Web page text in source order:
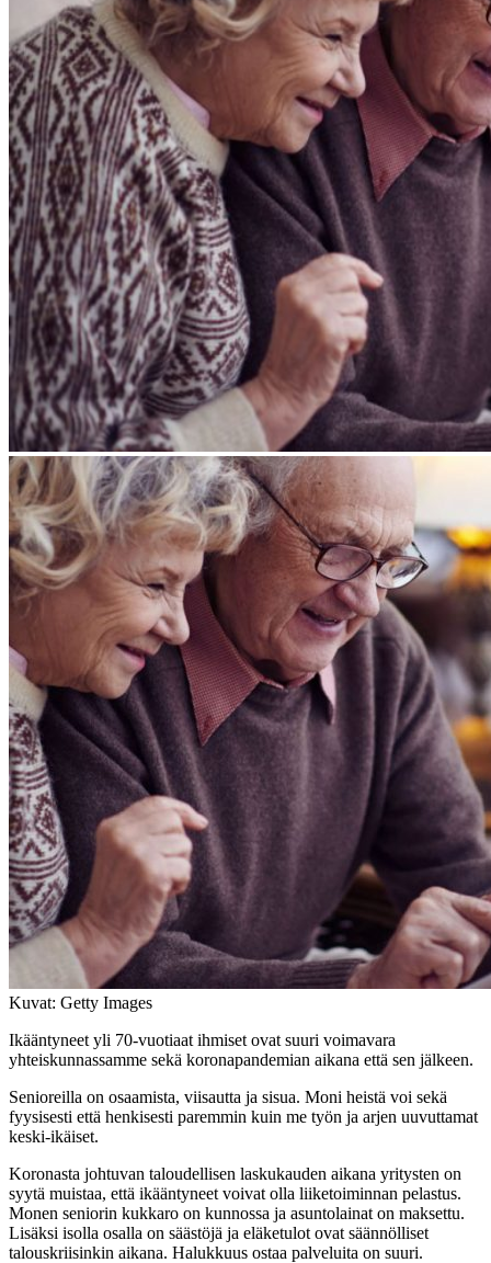
Kuvat: Getty Images
Ikääntyneet yli 70-vuotiaat ihmiset ovat suuri voimavara
yhteiskunnassamme sekä koronapandemian aikana että sen jälkeen.
Senioreilla on osaamista, viisautta ja sisua. Moni heistä voi sekä
fyysisesti että henkisesti paremmin kuin me työn ja arjen uuvuttamat
keski-ikäiset.
Koronasta johtuvan taloudellisen laskukauden aikana yritysten on
syytä muistaa, että ikääntyneet voivat olla liiketoiminnan pelastus.
Monen seniorin kukkaro on kunnossa ja asuntolainat on maksettu.
Lisäksi isolla osalla on säästöjä ja eläketulot ovat säännölliset
talouskriisinkin aikana. Halukkuus ostaa palveluita on suuri.